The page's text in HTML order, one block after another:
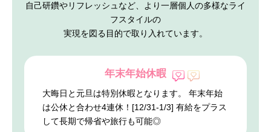
自己研鑽やリフレッシュなど、より一層個人の多様なライ
フスタイルの
実現を図る目的で取り入れています。
年末年始休暇
大晦日と元旦は特別休暇となります。 年末年始
は公休と合わせ4連休！[12/31-1/3] 有給をプラス
して長期で帰省や旅行も可能◎